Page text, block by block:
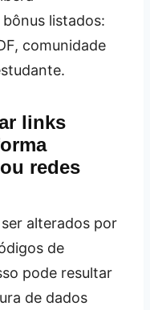
listados:
comunidade
links
redes
alterados por
de
pode resultar
de dados